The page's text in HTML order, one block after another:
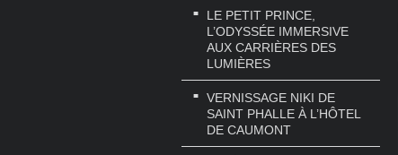
LE PETIT PRINCE,
L’ODYSSÉE IMMERSIVE
AUX CARRIÈRES DES
LUMIÈRES
VERNISSAGE NIKI DE
SAINT PHALLE À L’HÔTEL
DE CAUMONT